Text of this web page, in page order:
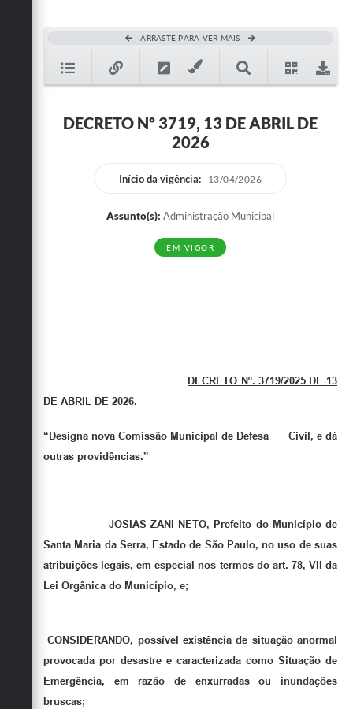
Notícias
Emprega
ARRASTE PARA VER MAIS
DECRETO Nº 3719, 13 DE ABRIL DE
2026
Início da vigência: 13/04/2026
Assunto(s): Administração Municipal
EM VIGOR
DECRETO Nº. 3719/2025 DE 13
DE ABRIL DE 2026.
“Designa nova Comissão Municipal de Defesa Civil, e dá
outras providências.”
JOSIAS ZANI NETO, Prefeito do Município de
Santa Maria da Serra, Estado de São Paulo, no uso de suas
atribuições legais, em especial nos termos do art. 78, VII da
Lei Orgânica do Município, e;
CONSIDERANDO, possível existência de situação anormal
provocada por desastre e caracterizada como Situação de
Emergência, em razão de enxurradas ou inundações
bruscas;